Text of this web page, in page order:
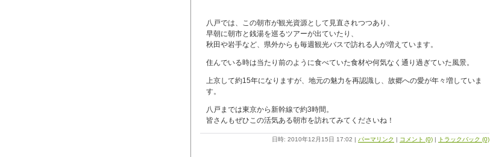
八戸では、この朝市が観光資源として見直されつつあり、
早朝に朝市と銭湯を巡るツアーが出ていたり、
秋田や岩手など、県外からも毎週観光バスで訪れる人が増えています。
住んでいる時は当たり前のように食べていた食材や何気なく通り過ぎていた風景。
上京して約15年になりますが、地元の魅力を再認識し、故郷への愛が年々増していま
す。
八戸までは東京から新幹線で約3時間。
皆さんもぜひこの活気ある朝市を訪れてみてくださいね！
日時: 2010年12月15日 17:02 | パーマリンク | コメント (0) | トラックバック (0)